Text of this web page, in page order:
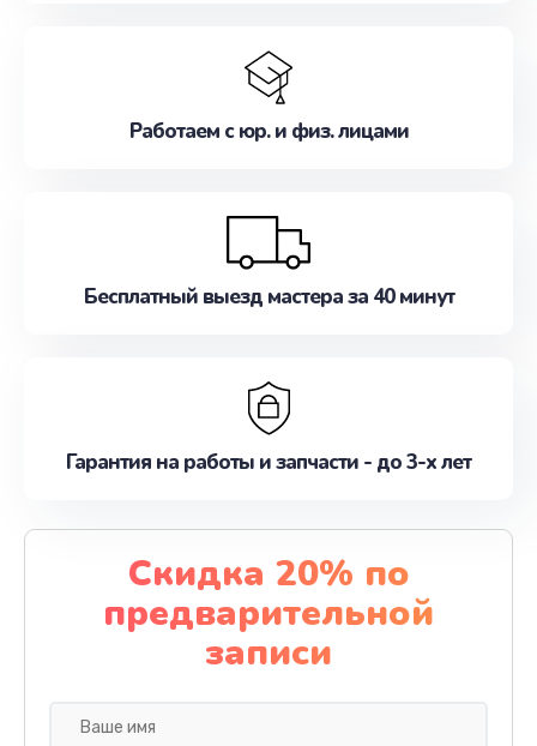
Работаем с юр. и физ. лицами
Бесплатный выезд мастера за 40 минут
Гарантия на работы и запчасти - до 3-х лет
Скидка 20% по
предварительной
записи